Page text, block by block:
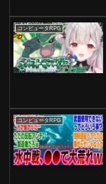
コンピュータRPG
コンピュータRPG